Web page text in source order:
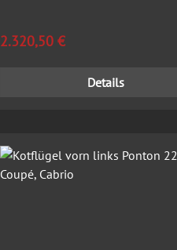
Regulärer Preis:
2.320,50 €
Details